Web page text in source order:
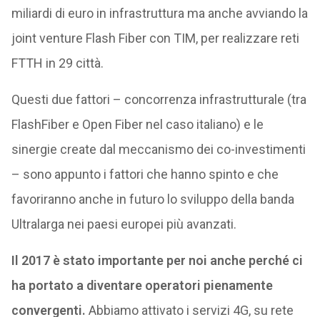
miliardi di euro in infrastruttura ma anche avviando la
joint venture Flash Fiber con TIM, per realizzare reti
FTTH in 29 città.
Questi due fattori – concorrenza infrastrutturale (tra
FlashFiber e Open Fiber nel caso italiano) e le
sinergie create dal meccanismo dei co-investimenti
– sono appunto i fattori che hanno spinto e che
favoriranno anche in futuro lo sviluppo della banda
Ultralarga nei paesi europei più avanzati.
Il 2017 è stato importante per noi anche perché ci
ha portato a diventare operatori pienamente
convergenti. Abbiamo attivato i servizi 4G, su rete